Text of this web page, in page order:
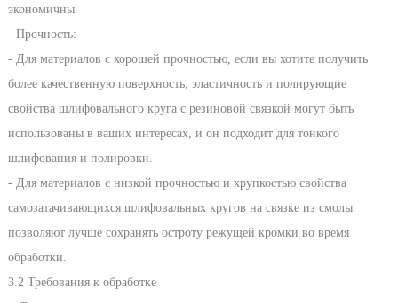
экономичны.
- Прочность:
- Для материалов с хорошей прочностью, если вы хотите получить
более качественную поверхность, эластичность и полирующие
свойства шлифовального круга с резиновой связкой могут быть
использованы в ваших интересах, и он подходит для тонкого
шлифования и полировки.
- Для материалов с низкой прочностью и хрупкостью свойства
самозатачивающихся шлифовальных кругов на связке из смолы
позволяют лучше сохранять остроту режущей кромки во время
обработки.
3.2 Требования к обработке